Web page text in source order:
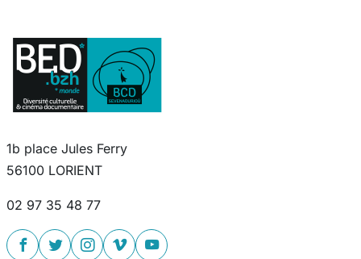
1b place Jules Ferry
56100 LORIENT
02 97 35 48 77